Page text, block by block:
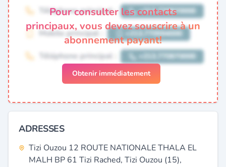
Pour consulter les contacts
principaux, vous devez souscrire à un
abonnement payant!
Obtenir immédiatement
ADRESSES
Tizi Ouzou 12 ROUTE NATIONALE THALA EL
MALH BP 61 Tizi Rached, Tizi Ouzou (15),